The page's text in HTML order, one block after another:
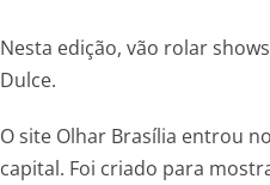
Nesta edição, vão rolar
Dulce.
O site Olhar Brasília entrou
capital. Foi criado para